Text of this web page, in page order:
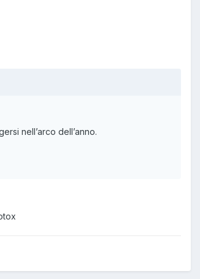
nell’arco dell’anno.